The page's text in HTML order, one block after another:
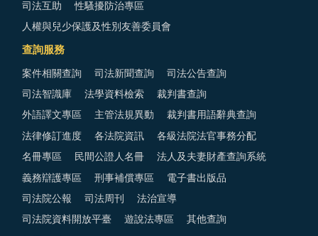
司法互助 性騷擾防治專區
人權與兒少保護及性別友善委員會
查詢服務
案件相關查詢 司法新聞查詢 司法公告查詢
司法智識庫 法學資料檢索 裁判書查詢
外語譯文專區 主管法規異動 裁判書用語辭典查詢
法律修訂進度 各法院資訊 各級法院法官事務分配
名冊專區 民間公證人名冊 法人及夫妻財產查詢系統
義務辯護專區 刑事補償專區 電子書出版品
司法院公報 司法周刊 法治宣導
司法院資料開放平臺 遊說法專區 其他查詢